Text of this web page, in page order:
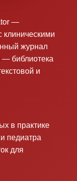
—
клиническими
журнал
библиотека
и
в практике
педиатра
для